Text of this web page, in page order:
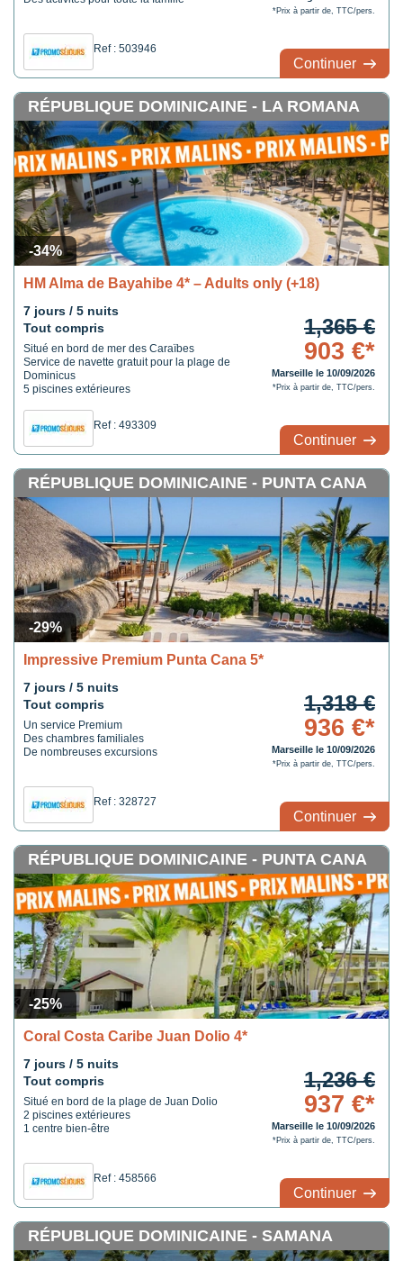
Ref : 503946
*Prix à partir de, TTC/pers.
Continuer
-34%
RÉPUBLIQUE DOMINICAINE - LA ROMANA
HM Alma de Bayahibe 4* – Adults only (+18)
7 jours / 5 nuits
Tout compris
Situé en bord de mer des Caraïbes
Service de navette gratuit pour la plage de
Dominicus
5 piscines extérieures
Ref : 493309
1,365 €
903 €*
Marseille le 10/09/2026
*Prix à partir de, TTC/pers.
Continuer
-29%
RÉPUBLIQUE DOMINICAINE - PUNTA CANA
Impressive Premium Punta Cana 5*
7 jours / 5 nuits
Tout compris
Un service Premium
Des chambres familiales
De nombreuses excursions
Ref : 328727
1,318 €
936 €*
Marseille le 10/09/2026
*Prix à partir de, TTC/pers.
Continuer
-25%
RÉPUBLIQUE DOMINICAINE - PUNTA CANA
Coral Costa Caribe Juan Dolio 4*
7 jours / 5 nuits
Tout compris
Situé en bord de la plage de Juan Dolio
2 piscines extérieures
1 centre bien-être
Ref : 458566
1,236 €
937 €*
Marseille le 10/09/2026
*Prix à partir de, TTC/pers.
Continuer
RÉPUBLIQUE DOMINICAINE - SAMANA